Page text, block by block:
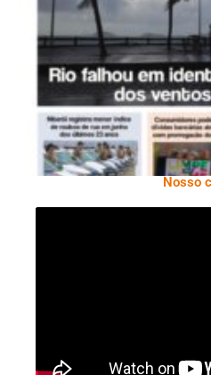
Ano X – Número 366
Nosso